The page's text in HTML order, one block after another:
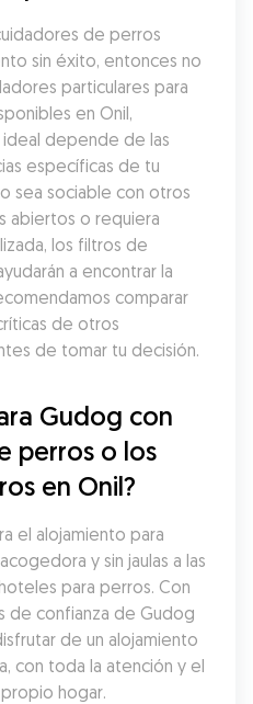
de perros
sin éxito, entonces no
particulares para
en Onil,
ideal depende de las
específicas de tu
sea sociable con otros
abiertos o requiera
los filtros de
a encontrar la
comparar
de otros
de tomar tu decisión.
Gudog con
perros o los
en Onil?
el alojamiento para
y sin jaulas a las
para perros. Con
de confianza de Gudog
de un alojamiento
con toda la atención y el
hogar.